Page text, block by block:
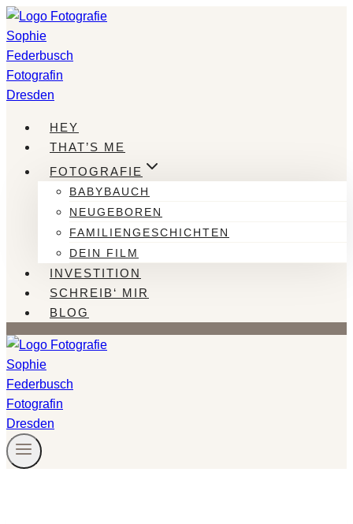
Zum
Inhalt
springen
HEY
THAT’S ME
FOTOGRAFIE
BABYBAUCH
NEUGEBOREN
FAMILIENGESCHICHTEN
DEIN FILM
INVESTITION
SCHREIB‘ MIR
BLOG